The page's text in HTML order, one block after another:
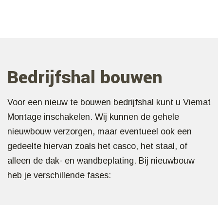
Bedrijfshal bouwen
Voor een nieuw te bouwen bedrijfshal kunt u Viemat
Montage inschakelen. Wij kunnen de gehele
nieuwbouw verzorgen, maar eventueel ook een
gedeelte hiervan zoals het casco, het staal, of
alleen de dak- en wandbeplating. Bij nieuwbouw
heb je verschillende fases: